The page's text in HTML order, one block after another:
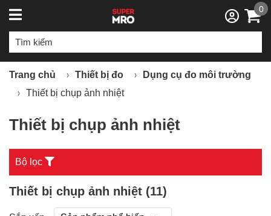
0
Trang chủ Thiết bị đo
Dụng cụ đo môi trường
Thiết bị chụp ảnh nhiệt
Thiết bị chụp ảnh nhiệt
Bộ lọc
Thiết bị chụp ảnh nhiệt (11)